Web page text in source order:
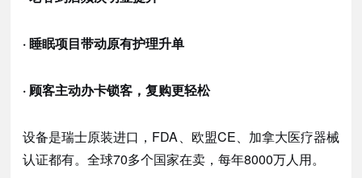
· 睡眠项目带动原有护理升单
· 顾客主动办卡锁客，复购更轻松
设备是瑞士原装进口， FDA、欧盟CE、加拿大医疗器械
认证都有。全球70多个国家在卖，每年8000万人用。